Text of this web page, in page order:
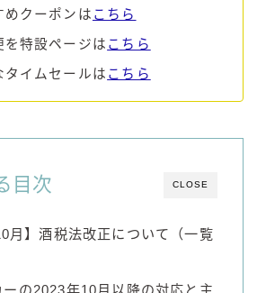
めクーポンは こちら
を特設ページは こちら
タイムセールは こちら
CLOSE
目次
月】酒税法改正について（一覧